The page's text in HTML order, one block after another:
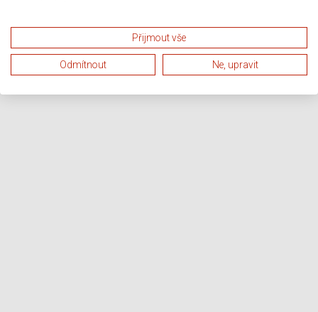
Přijmout vše
Odmítnout Ne, upravit